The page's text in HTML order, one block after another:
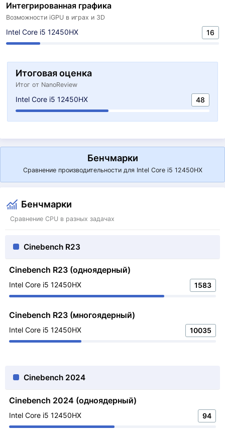
Интегрированная графика
Возможности iGPU в играх и 3D
Intel Core i5 12450HX 16
Итоговая оценка
Итог от NanoReview
Intel Core i5 12450HX 48
Бенчмарки
Сравнение производительности для Intel Core i5 12450HX
Бенчмарки
Сравнение CPU в разных задачах
Cinebench R23
Cinebench R23 (одноядерный)
Intel Core i5 12450HX 1583
Cinebench R23 (многоядерный)
Intel Core i5 12450HX 10035
Cinebench 2024
Cinebench 2024 (одноядерный)
Intel Core i5 12450HX 94